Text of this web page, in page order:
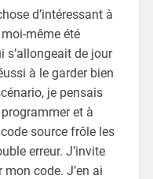
d’intéressant à
même été
s’allongeait de jour
à le garder bien
je pensais
et à
source frôle les
erreur. J’invite
code. J’en ai